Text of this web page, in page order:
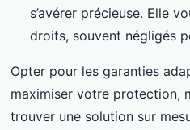
s’avérer précieuse. Elle
droits, souvent négligés
Opter pour les garanties
maximiser votre protection,
trouver une solution sur